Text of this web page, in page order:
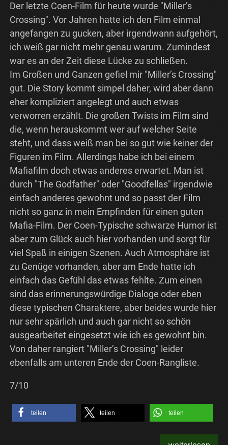
Der letzte Coen-Film für heute wurde "Miller’s
Crossing". Vor Jahren hatte ich den Film einmal
angefangen zu gucken, aber irgendwann aufgehört,
ich weiß gar nicht mehr genau warum. Zumindest
war es an der Zeit diese Lücke zu schließen.
Im Großen und Ganzen gefiel mir "Miller’s Crossing"
gut. Die Story kommt simpel daher, wird aber dann
eher kompliziert angelegt und auch etwas
verworren erzählt. Die großen Twists im Film sind
die, wenn herauskommt wer auf welcher Seite
steht, und dass weiß man bei so gut wie keiner der
Figuren im Film. Allerdings habe ich bei einem
Mafiafilm doch etwas anderes erwartet. Man ist
durch "The Godfather" oder "Goodfellas" irgendwie
einfach anderes gewohnt und so passt der Film
nicht so ganz in mein Empfinden für einen guten
Mafia-Film. Der Coen-Typische schwarze Humor ist
aber zum Glück auch hier vorhanden und sorgt für
viel Spaß in einigen Szenen. Auch Atmosphäre ist
zu Genüge vorhanden, aber am Ende hatte ich
einfach das Gefühl das etwas fehlte. Zum einen
sind das erinnerungswürdige Dialoge oder eben
diese typischen Charaktere, aber beides wurde hier
nur sehr spärlich und auch gar nicht so schön
ausgearbeitet eingesetzt wie ich es gewohnt bin.
Von daher rangiert "Miller’s Crossing" leider
ebenfalls am unteren Ende der Coen-Rangliste.
7/10
teilen teilen teilen